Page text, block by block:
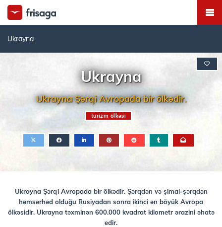
Ukrayna
Ukrayna
Ukrayna Şərqi Avropada bir ölkədir.
turizm ölkəsi
Ukrayna Şərqi Avropada bir ölkədir. Şərqdən və şimal-şərqdən
həmsərhəd olduğu Rusiyadan sonra ikinci ən böyük Avropa
ölkəsidir. Ukrayna təxminən 600.000 kvadrat kilometr ərazini əhatə
edir.